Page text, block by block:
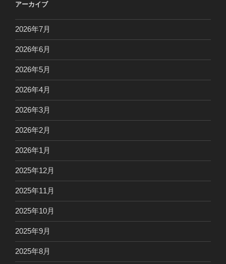
アーカイブ
2026年7月
2026年6月
2026年5月
2026年4月
2026年3月
2026年2月
2026年1月
2025年12月
2025年11月
2025年10月
2025年9月
2025年8月